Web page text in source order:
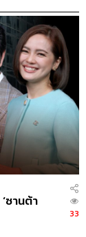
ซานต้า
33